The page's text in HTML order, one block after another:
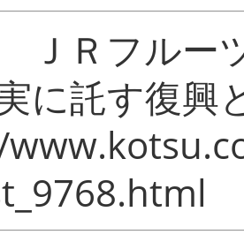
Ｒフルー
に託す復興